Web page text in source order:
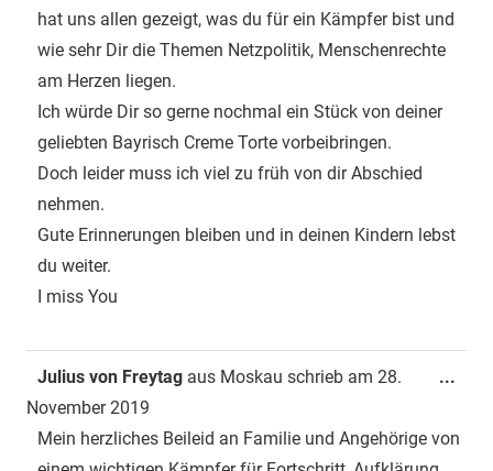
hat uns allen gezeigt, was du für ein Kämpfer bist und
wie sehr Dir die Themen Netzpolitik, Menschenrechte
am Herzen liegen.
Ich würde Dir so gerne nochmal ein Stück von deiner
geliebten Bayrisch Creme Torte vorbeibringen.
Doch leider muss ich viel zu früh von dir Abschied
nehmen.
Gute Erinnerungen bleiben und in deinen Kindern lebst
du weiter.
I miss You
Julius von Freytag aus Moskau schrieb am 28.
November 2019
Mein herzliches Beileid an Familie und Angehörige von
...